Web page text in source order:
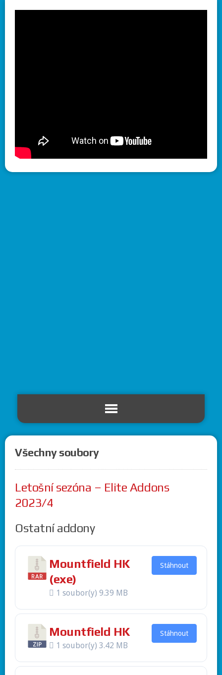
Všechny soubory
Letošní sezóna – Elite Addons
2023/4
Ostatní addony
Mountfield HK
(exe)
1 soubor(y) 9.39 MB
Stáhnout
Mountfield HK
1 soubor(y) 3.42 MB
Stáhnout